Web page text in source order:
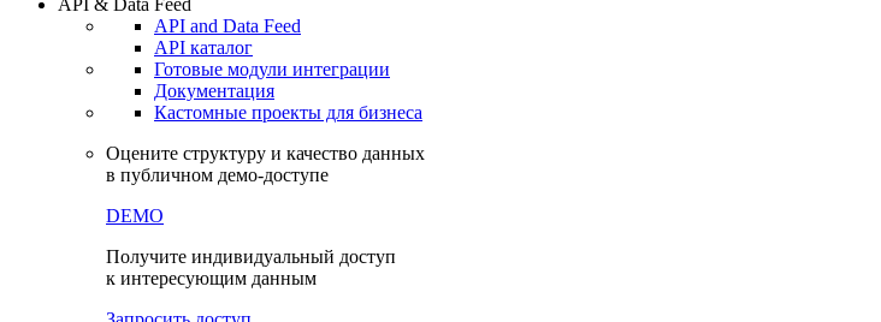
API & Data Feed
API and Data Feed
API каталог
Готовые модули интеграции
Документация
Кастомные проекты для бизнеса
Оцените структуру и качество данных
в публичном демо-доступе
DEMO
Получите индивидуальный доступ
к интересующим данным